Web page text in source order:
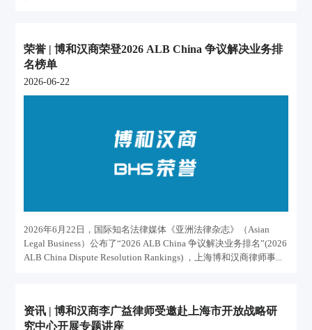
荣誉 | 博和汉商荣登2026 ALB China 争议解决业务排
名榜单
2026-06-22
2026年6月22日，国际知名法律媒体《亚洲法律杂志》（Asian
Legal Business）公布了“2026 ALB China 争议解决业务排名”(2026
ALB China Dispute Resolution Rankings) ，上海博和汉商律师事...
资讯 | 博和汉商李广益律师受邀赴上海市开放战略研
究中心开展专题讲座